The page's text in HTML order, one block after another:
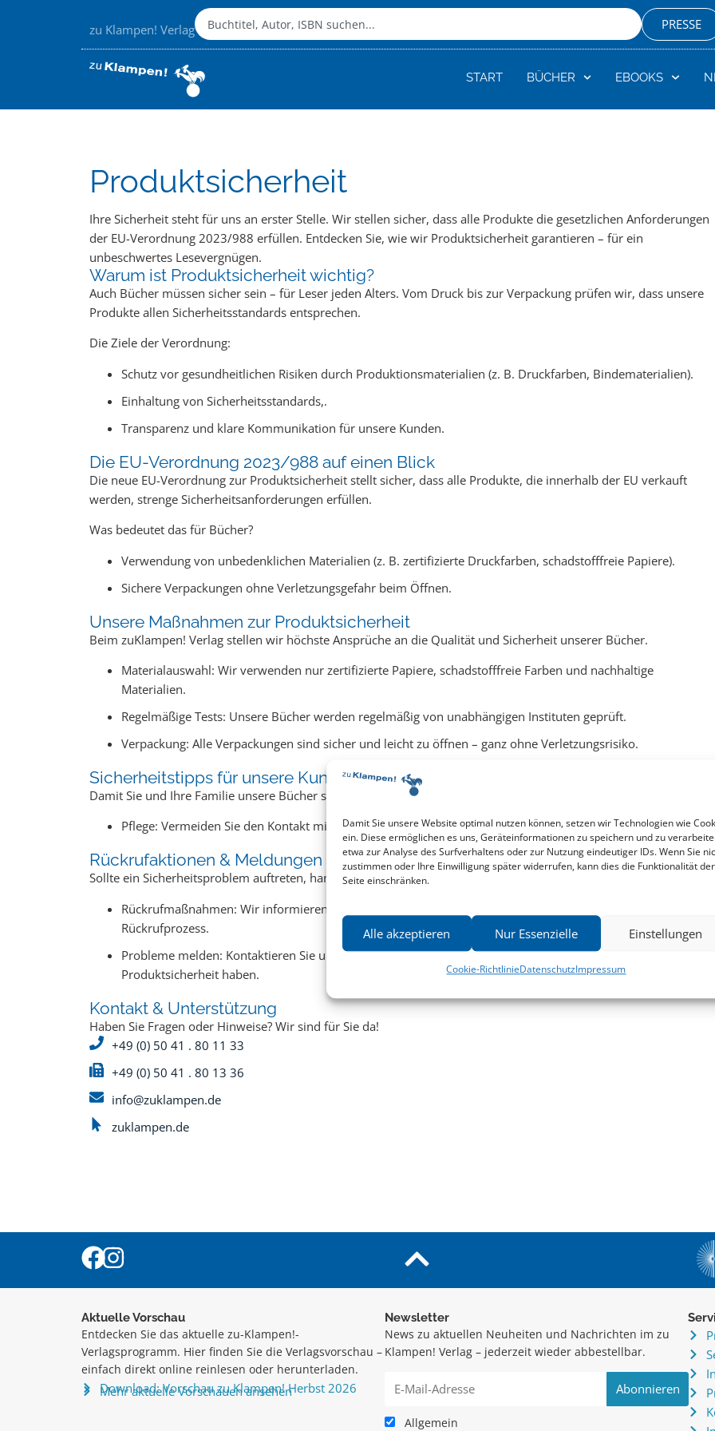
Damit Sie unsere Website optimal nutzen können, setzen wir Technologien wie
ein. Diese ermöglichen es uns, Geräteinformationen zu speichern und zu
etwa zur Analyse des Surfverhaltens oder zur Nutzung eindeutiger IDs. Wenn Sie
zustimmen oder Ihre Einwilligung später widerrufen, kann dies die Funktionalität der
Seite einschränken.
Alle akzeptieren Nur Essenzielle Einstellungen
Cookie-RichtlinieDatenschutzImpressum
zu Klampen! Verlag PRESSE
START BÜCHER EBOOKS
Produktsicherheit
Ihre Sicherheit steht für uns an erster Stelle. Wir stellen sicher, dass alle Produkte die gesetzlichen Anforderungen
der EU-Verordnung 2023/988 erfüllen. Entdecken Sie, wie wir Produktsicherheit garantieren – für ein
unbeschwertes Lesevergnügen.
Warum ist Produktsicherheit wichtig?
Auch Bücher müssen sicher sein – für Leser jeden Alters. Vom Druck bis zur Verpackung prüfen wir, dass unsere
Produkte allen Sicherheitsstandards entsprechen.
Die Ziele der Verordnung:
Schutz vor gesundheitlichen Risiken durch Produktionsmaterialien (z. B. Druckfarben, Bindematerialien).
Einhaltung von Sicherheitsstandards,.
Transparenz und klare Kommunikation für unsere Kunden.
Die EU-Verordnung 2023/988 auf einen Blick
Die neue EU-Verordnung zur Produktsicherheit stellt sicher, dass alle Produkte, die innerhalb der EU verkauft
werden, strenge Sicherheitsanforderungen erfüllen.
Was bedeutet das für Bücher?
Verwendung von unbedenklichen Materialien (z. B. zertifizierte Druckfarben, schadstofffreie Papiere).
Sichere Verpackungen ohne Verletzungsgefahr beim Öffnen.
Unsere Maßnahmen zur Produktsicherheit
Beim zuKlampen! Verlag stellen wir höchste Ansprüche an die Qualität und Sicherheit unserer Bücher.
Materialauswahl: Wir verwenden nur zertifizierte Papiere, schadstofffreie Farben und nachhaltige
Materialien.
Regelmäßige Tests: Unsere Bücher werden regelmäßig von unabhängigen Instituten geprüft.
Verpackung: Alle Verpackungen sind sicher und leicht zu öffnen – ganz ohne Verletzungsrisiko.
Sicherheitstipps für unsere Kunden
Damit Sie und Ihre Familie unsere Bücher sicher genießen können, beachten Sie bitte die folgenden Hinweise:
Pflege: Vermeiden Sie den Kontakt mit Wasser oder Feuer, um Schäden zu verhindern.
Rückrufaktionen & Meldungen
Sollte ein Sicherheitsproblem auftreten, handeln wir schnell und transparent:
Rückrufmaßnahmen: Wir informieren unsere Kunden umgehend und sorgen für einen unkomplizierten
Rückrufprozess.
Probleme melden: Kontaktieren Sie uns, wenn Sie ein Problem feststellen oder Fragen zur
Produktsicherheit haben.
Kontakt & Unterstützung
Haben Sie Fragen oder Hinweise? Wir sind für Sie da!
+49 (0) 50 41 . 80 11 33
+49 (0) 50 41 . 80 13 36
info@zuklampen.de
zuklampen.de
Aktuelle Vorschau
Entdecken Sie das aktuelle zu-Klampen!-
Verlagsprogramm. Hier finden Sie die Verlagsvorschau –
einfach direkt online reinlesen oder herunterladen.
Download: Vorschau zu Klampen! Herbst 2026
Mehr aktuelle Vorschauen ansehen
Newsletter
News zu aktuellen Neuheiten und Nachrichten im zu
Klampen! Verlag – jederzeit wieder abbestellbar.
Allgemein